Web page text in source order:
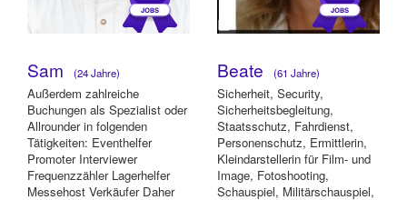
Sam (24 Jahre)
Außerdem zahlreiche
Buchungen als Spezialist oder
Allrounder in folgenden
Tätigkeiten: Eventhelfer
Promoter Interviewer
Frequenzzähler Lagerhelfer
Messehost Verkäufer Daher
Beate (61 Jahre)
Sicherheit, Security,
Sicherheitsbegleitung,
Staatsschutz, Fahrdienst,
Personenschutz, Ermittlerin,
Kleindarstellerin für Film- und
Image, Fotoshooting,
Schauspiel, Militärschauspiel,